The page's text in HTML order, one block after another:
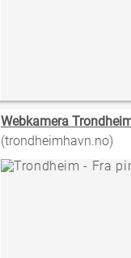
Webkamera
(trondheimhavn.no)